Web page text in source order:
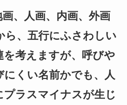
、人画、内画、外画
ら、五行にふさわしい
を考えますが、呼びや
くい名前かでも、人
プラスマイナスが生じ